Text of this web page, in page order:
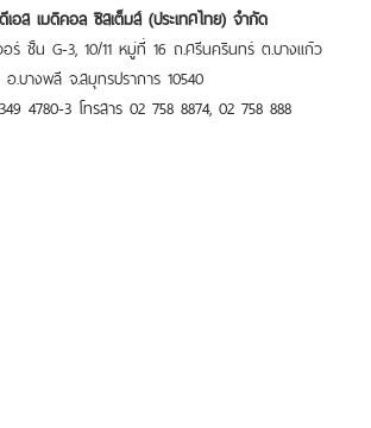
อส เมดิคอล ซิสเต็มส์ (ประเทศไทย) จำกัด
อร์ ชั้น G-3, 10/11 หมู่ที่ 16 ถ.ศรีนครินทร์ ต.บางแก้ว
อ.บางพลี จ.สมุทรปราการ 10540
4780-3 โทรสาร 02 758 8874, 02 758 888